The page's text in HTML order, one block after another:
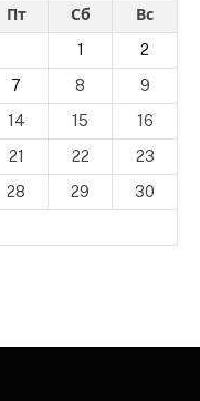
Пт Сб
Вс
1
2
7 8
9
14 15
16
21 22
23
28 29
30